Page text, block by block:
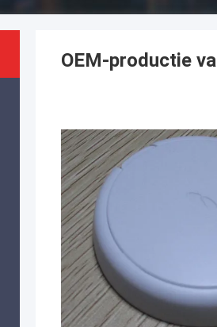
OEM-productie